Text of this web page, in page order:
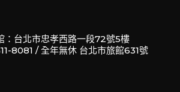
：台北市忠孝西路一段72號5樓
8081 / 全年無休 台北市旅館631號